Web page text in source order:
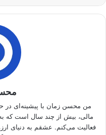
من محسن زمان با پیشینه‌ای در
مالی، بیش از چند سال است که
فعالیت می‌کنم. عشقم به دنیای